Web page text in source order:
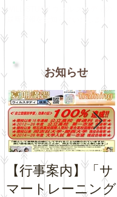
WILL STUDY ウィル スタディの
最新情報をお知らせいたします。
お知らせ
【行事案内】「サ
マートレーニング